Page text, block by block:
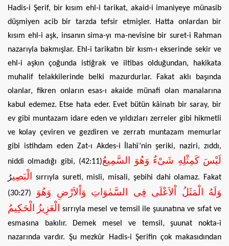
Hadis-i Şerif, bir kısım ehl-i tarikat, akaid-i imaniyeye münasib
düşmiyen acib bir tarzda tefsir etmişler. Hatta onlardan bir
kısım ehl-i aşk, insanın sima-yı ma-nevîsine bir suret-i Rahman
nazarıyla bakmışlar. Ehl-i tarikatın bir kısm-ı ekserinde sekir ve
ehl-i aşkın çoğunda istiğrak ve iltibas olduğundan, hakikata
muhalif telakkilerinde belki mazurdurlar. Fakat aklı başında
olanlar, fikren onların esas-ı akaide münafi olan manalarına
kabul edemez. Etse hata eder. Evet bütün kâinatı bir saray, bir
ev gibi muntazam idare eden ve yıldızları zerreler gibi hikmetli
ve kolay çeviren ve gezdiren ve zerratı muntazam memurlar
gibi istihdam eden Zat-ı Akdes-i İlahî’nin şeriki, naziri, zıddı,
niddi olmadığı gibi, (42:11)لَيْسَ كَمِثْلِهِ شَىْءٌ وَهُوَ السَّمِيعُ
الْبَصِيرُ
sırrıyla sureti, misli, misali, şebihi dahi olamaz. Fakat
(30:27)
sırrıyla mesel ve temsil ile şuunatına ve sıfat ve
esmasına bakılır. Demek mesel ve temsil, şuunat nokta-i
nazarında vardır. Şu mezkûr Hadis-i Şerifin çok makasıdından